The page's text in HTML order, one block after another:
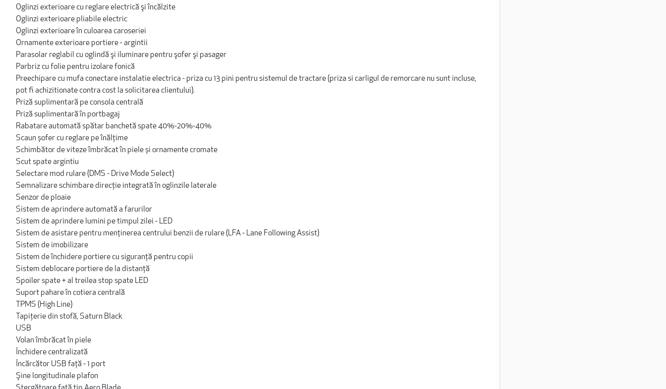
Oglinzi exterioare cu reglare electrică şi încălzite
Oglinzi exterioare pliabile electric
Oglinzi exterioare în culoarea caroseriei
Ornamente exterioare portiere - argintii
Parasolar reglabil cu oglindă şi iluminare pentru şofer şi pasager
Parbriz cu folie pentru izolare fonică
Preechipare cu mufa conectare instalatie electrica - priza cu 13 pini pentru sistemul de tractare (priza si carligul de remorcare nu sunt incluse,
pot fi achizitionate contra cost la solicitarea clientului).
Priză suplimentară pe consola centrală
Priză suplimentară în portbagaj
Rabatare automată spătar banchetă spate 40%-20%-40%
Scaun șofer cu reglare pe înălţime
Schimbător de viteze îmbrăcat în piele și ornamente cromate
Scut spate argintiu
Selectare mod rulare (DMS - Drive Mode Select)
Semnalizare schimbare direcție integrată în oglinzile laterale
Senzor de ploaie
Sistem de aprindere automată a farurilor
Sistem de aprindere lumini pe timpul zilei - LED
Sistem de asistare pentru menţinerea centrului benzii de rulare (LFA - Lane Following Assist)
Sistem de imobilizare
Sistem de închidere portiere cu siguranţă pentru copii
Sistem deblocare portiere de la distanţă
Spoiler spate + al treilea stop spate LED
Suport pahare în cotiera centrală
TPMS (High Line)
Tapiţerie din stofă, Saturn Black
USB
Volan îmbrăcat în piele
Închidere centralizată
Încărcător USB față - 1 port
Şine longitudinale plafon